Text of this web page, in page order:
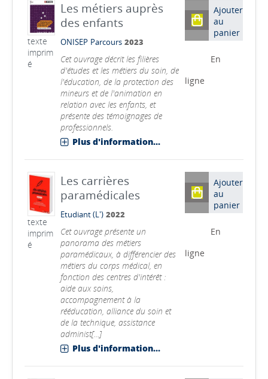
texte
imprim
é
Les métiers auprès
des enfants
ONISEP Parcours 2023
Cet ouvrage décrit les filières
d'études et les métiers du soin, de
l'éducation, de la protection des
mineurs et de l'animation en
relation avec les enfants, et
présente des témoignages de
professionnels.
Plus d'information...
Ajouter
au
panier
En
ligne
texte
imprim
é
Les carrières
paramédicales
Etudiant (L') 2022
Cet ouvrage présente un
panorama des métiers
paramédicaux, à différencier des
métiers du corps médical, en
fonction des centres d'intérêt :
aide aux soins,
accompagnement à la
rééducation, alliance du soin et
de la technique, assistance
administ[...]
Plus d'information...
Ajouter
au
panier
En
ligne